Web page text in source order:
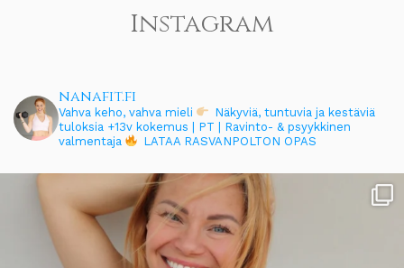
Instagram
nanafit.fi
Vahva keho, vahva mieli
Näkyviä, tuntuvia ja kestäviä
tuloksia +13v kokemus | PT | Ravinto- & psyykkinen
valmentaja
LATAA RASVANPOLTON OPAS